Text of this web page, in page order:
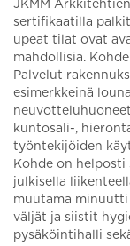
JKMM
sertifikaatilla
upeat tilat ovat
mahdollisia.
Palvelut
esimerkkeinä
kuntosali-,
työntekijöiden
Kohde on
julkisella
muutama
väljät ja siistit
pysäköintihalli